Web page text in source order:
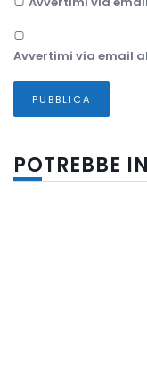
Avvertimi via email
POTREBBE